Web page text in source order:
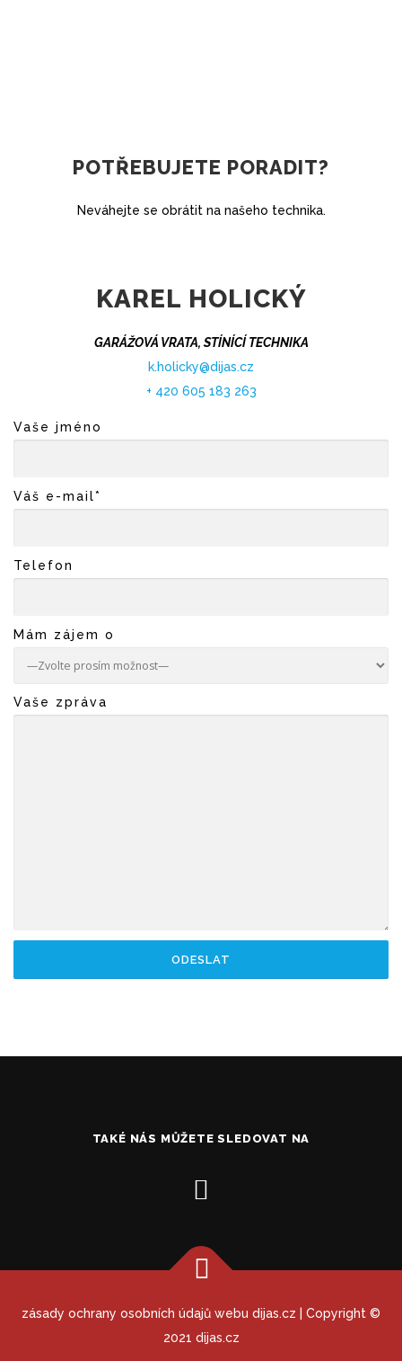
POTŘEBUJETE PORADIT?
Neváhejte se obrátit na našeho technika.
KAREL HOLICKÝ
GARÁŽOVÁ VRATA, STÍNÍCÍ TECHNIKA
k.holicky@dijas.cz
+ 420 605 183 263
Vaše jméno
Váš e-mail*
Telefon
Mám zájem o
Vaše zpráva
TAKÉ NÁS MŮŽETE SLEDOVAT NA
zásady ochrany osobních údajů webu dijas.cz | Copyright ©
2021 dijas.cz